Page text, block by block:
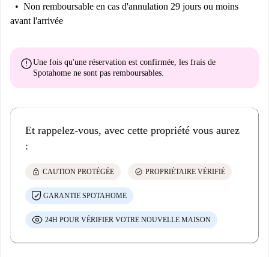
Non remboursable en cas d'annulation 29 jours ou moins
avant l'arrivée
errorUne fois qu'une réservation est confirmée, les frais de
Spotahome ne sont pas remboursables
Et rappelez-vous, avec cette propriété vous aurez
:
lock CAUTION PROTÉGÉE check_circle PROPRIÉTAIRE VÉRIFIÉ
GARANTIE SPOTAHOME
24H POUR VÉRIFIER VOTRE NOUVELLE MAISON